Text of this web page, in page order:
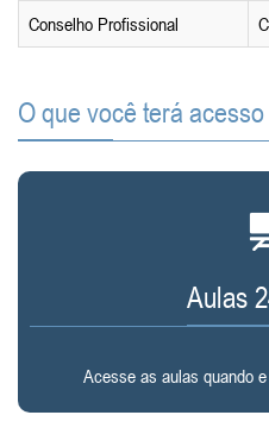
Conselho Profissional
O que você terá acesso
Aulas
Acesse as aulas quando